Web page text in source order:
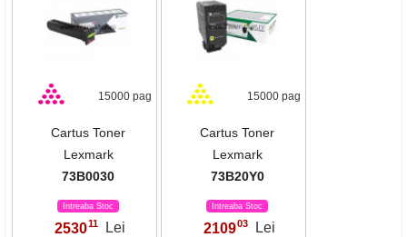
15000 pag
Cartus Toner
Lexmark
73B0030
Intreaba Stoc
253011 Lei
15000 pag
Cartus Toner
Lexmark
73B20Y0
Intreaba Stoc
2109,03 Lei